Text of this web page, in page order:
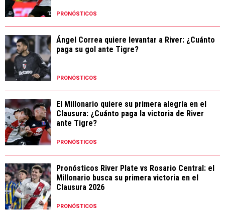
PRONÓSTICOS
Ángel Correa quiere levantar a River: ¿Cuánto
paga su gol ante Tigre?
PRONÓSTICOS
El Millonario quiere su primera alegría en el
Clausura: ¿Cuánto paga la victoria de River
ante Tigre?
PRONÓSTICOS
Pronósticos River Plate vs Rosario Central: el
Millonario busca su primera victoria en el
Clausura 2026
PRONÓSTICOS